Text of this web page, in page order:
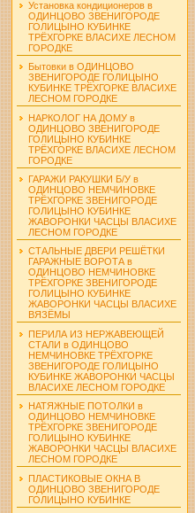
Установка кондиционеров в
ОДИНЦОВО ЗВЕНИГОРОДЕ
ГОЛИЦЫНО КУБИНКЕ
ТРЁХГОРКЕ ВЛАСИХЕ ЛЕСНОМ
ГОРОДКЕ
Бытовки в ОДИНЦОВО
ЗВЕНИГОРОДЕ ГОЛИЦЫНО
КУБИНКЕ ТРЁХГОРКЕ ВЛАСИХЕ
ЛЕСНОМ ГОРОДКЕ
НАРКОЛОГ НА ДОМУ в
ОДИНЦОВО ЗВЕНИГОРОДЕ
ГОЛИЦЫНО КУБИНКЕ
ТРЁХГОРКЕ ВЛАСИХЕ ЛЕСНОМ
ГОРОДКЕ
ГАРАЖИ РАКУШКИ Б/У в
ОДИНЦОВО НЕМЧИНОВКЕ
ТРЁХГОРКЕ ЗВЕНИГОРОДЕ
ГОЛИЦЫНО КУБИНКЕ
ЖАВОРОНКИ ЧАСЦЫ ВЛАСИХЕ
ЛЕСНОМ ГОРОДКЕ
СТАЛЬНЫЕ ДВЕРИ РЕШЁТКИ
ГАРАЖНЫЕ ВОРОТА в
ОДИНЦОВО НЕМЧИНОВКЕ
ТРЁХГОРКЕ ЗВЕНИГОРОДЕ
ГОЛИЦЫНО КУБИНКЕ
ЖАВОРОНКИ ЧАСЦЫ ВЛАСИХЕ
ВЯЗЁМЫ
ПЕРИЛА ИЗ НЕРЖАВЕЮЩЕЙ
СТАЛИ в ОДИНЦОВО
НЕМЧИНОВКЕ ТРЁХГОРКЕ
ЗВЕНИГОРОДЕ ГОЛИЦЫНО
КУБИНКЕ ЖАВОРОНКИ ЧАСЦЫ
ВЛАСИХЕ ЛЕСНОМ ГОРОДКЕ
НАТЯЖНЫЕ ПОТОЛКИ в
ОДИНЦОВО НЕМЧИНОВКЕ
ТРЁХГОРКЕ ЗВЕНИГОРОДЕ
ГОЛИЦЫНО КУБИНКЕ
ЖАВОРОНКИ ЧАСЦЫ ВЛАСИХЕ
ЛЕСНОМ ГОРОДКЕ
ПЛАСТИКОВЫЕ ОКНА В
ОДИНЦОВО ЗВЕНИГОРОДЕ
ГОЛИЦЫНО КУБИНКЕ